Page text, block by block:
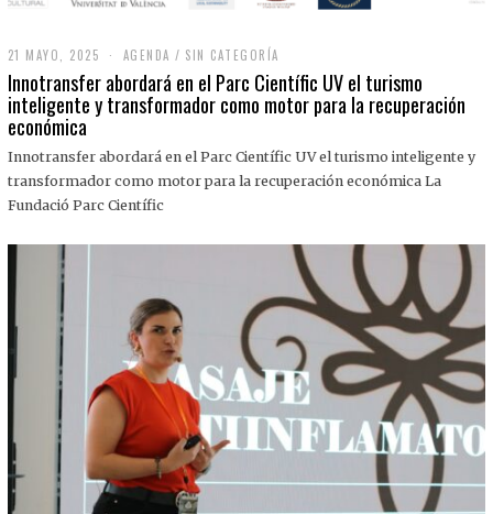
21 MAYO, 2025
M
A
Y
,
0
2
AGENDA / SIN CATEGORÍA
Innotransfer abordará en el Parc Científic UV el turismo
inteligente y transformador como motor para la recuperación
económica
Innotransfer abordará en el Parc Científic UV el turismo inteligente y
transformador como motor para la recuperación económica La
Fundació Parc Científic